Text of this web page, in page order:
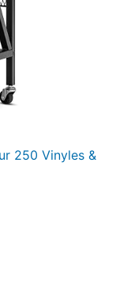
250 Vinyles &